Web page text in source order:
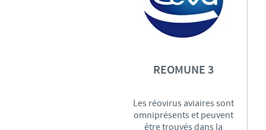
REOMUNE 3
Les réovirus aviaires sont
omniprésents et peuvent
être trouvés dans la